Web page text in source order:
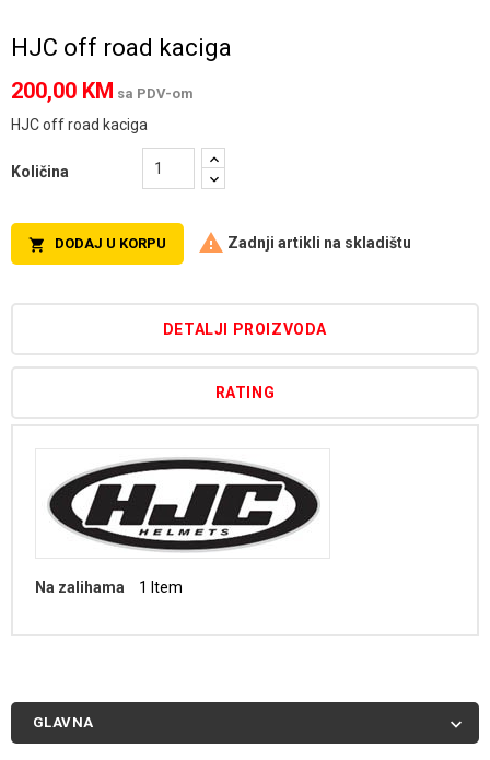
HJC off road kaciga
200,00 KM sa PDV-om
HJC off road kaciga
Količina
 DODAJ U KORPU  Zadnji artikli na skladištu
DETALJI PROIZVODA
RATING
Na zalihama 1 Item
GLAVNA 